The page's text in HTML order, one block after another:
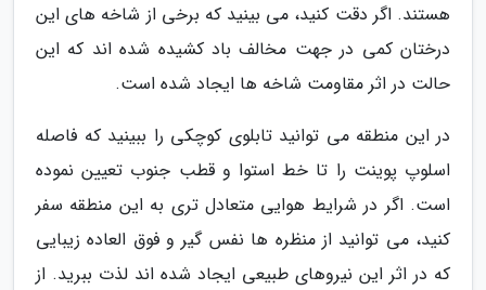
هستند. اگر دقت کنید، می بینید که برخی از شاخه های این
درختان کمی در جهت مخالف باد کشیده شده اند که این
حالت در اثر مقاومت شاخه ها ایجاد شده است.
در این منطقه می توانید تابلوی کوچکی را ببینید که فاصله
اسلوپ پوینت را تا خط استوا و قطب جنوب تعیین نموده
است. اگر در شرایط هوایی متعادل تری به این منطقه سفر
کنید، می توانید از منظره ها نفس گیر و فوق العاده زیبایی
که در اثر این نیروهای طبیعی ایجاد شده اند لذت ببرید. از